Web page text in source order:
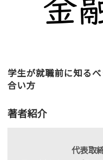
学生が就職前に知る
合い方
著者紹介
代表取